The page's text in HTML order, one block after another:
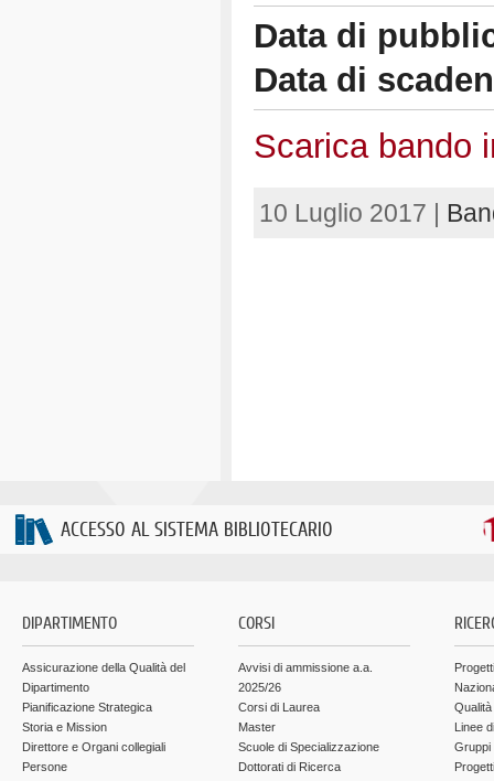
Data di
Data di
Scarica bando
10 Luglio 2017 |
ACCESSO AL SISTEMA BIBLIOTECARIO
DIPARTIMENTO
Assicurazione della Qualità del
Dipartimento
Pianificazione Strategica
Storia e Mission
Direttore e Organi collegiali
Persone
CORSI
Avvisi di ammissione a.a.
2025/26
Corsi di Laurea
Master
Scuole di Specializzazione
Dottorati di Ricerca
Linee
Gruppi